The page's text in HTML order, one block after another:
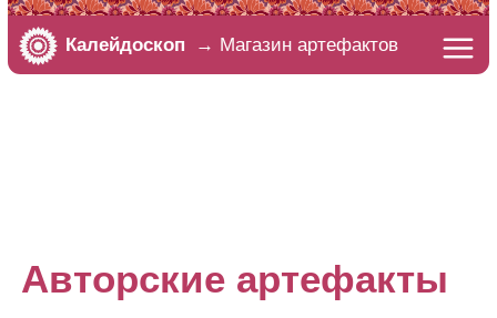
Калейдоскоп